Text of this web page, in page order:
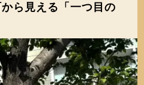
ら見える「一つ目の